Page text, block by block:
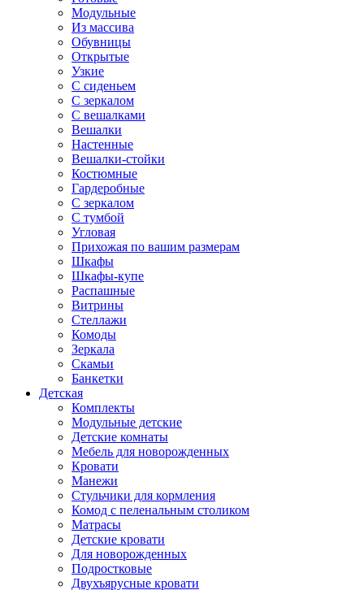
Модульные
Из массива
Обувницы
Открытые
Узкие
С сиденьем
С зеркалом
С вешалками
Вешалки
Настенные
Вешалки-стойки
Костюмные
Гардеробные
С зеркалом
С тумбой
Угловая
Прихожая по вашим размерам
Шкафы
Шкафы-купе
Распашные
Витрины
Стеллажи
Комоды
Зеркала
Скамьи
Банкетки
Детская
Комплекты
Модульные детские
Детские комнаты
Мебель для новорожденных
Кровати
Манежи
Стульчики для кормления
Комод с пеленальным столиком
Матрасы
Детские кровати
Для новорожденных
Подростковые
Двухъярусные кровати